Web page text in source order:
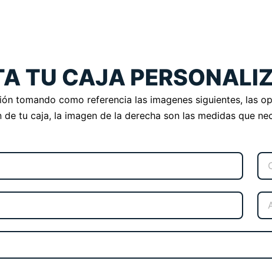
TU CAJA
tomando como referencia las imagenes siguientes, las
tu caja, la imagen de la derecha son las medidas que